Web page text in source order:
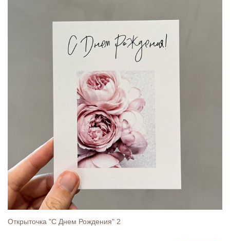
Открыточка "С Днем Рождения" 2